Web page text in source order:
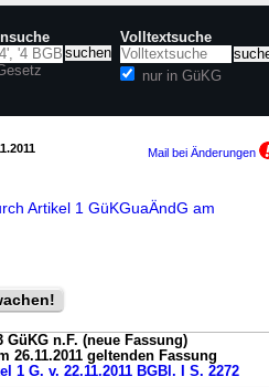
Volltextsuche
nur in GüKG
Mail bei Änderungen
Artikel 1 GüKGuaÄndG am
GüKG n.F. (neue Fassung)
26.11.2011 geltenden Fassung
1 G. v. 22.11.2011 BGBl. I S. 2272